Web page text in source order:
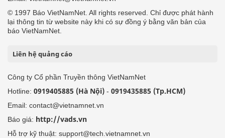
© 1997 Báo VietNamNet. All rights reserved. Chỉ được phát hành
lại thông tin từ website này khi có sự đồng ý bằng văn bản của
báo VietNamNet.
Liên hệ quảng cáo
Công ty Cổ phần Truyền thông VietNamNet
Hotline: 0919405885 (Hà Nội) - 0919435885 (Tp.HCM)
Email: contact@vietnamnet.vn
Báo giá: http://vads.vn
Hỗ trợ kỹ thuật: support@tech.vietnamnet.vn